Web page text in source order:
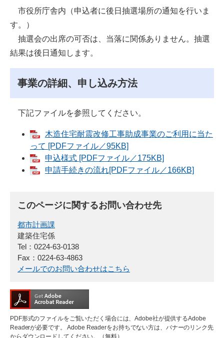
市役所庁舎内（申込者に後日抽選場所の通知を行いま
す。）
抽選会の出席の可否は、当落に関係ありません。抽選
結果は後日通知します。
事業の詳細、申し込み方法
下記ファイルを参照してください。
木造住宅耐震改修工事助成事業のご利用に当た
って [PDFファイル／95KB]
申込様式 [PDFファイル／175KB]
申請手続きの流れ[PDFファイル／166KB]
このページに関するお問い合わせ先
都市計画課
建築住宅係
Tel：0224-63-0138
Fax：0224-63-4863
メールでのお問い合わせはこちら
PDF形式のファイルをご覧いただく場合には、Adobe社が提供するAdobe
Readerが必要です。
Adobe Readerをお持ちでない方は、バナーのリンク先